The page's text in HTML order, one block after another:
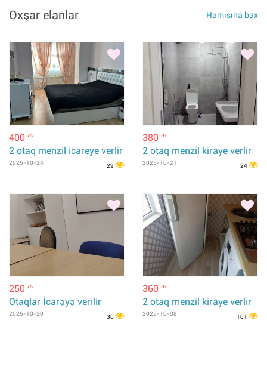
Oxşar elanlar Hamısına bax
400 m
2 otaq menzil icareye verlir
2025-10-24 29
380 m
2 otaq menzil kiraye verlir
2025-10-21 24
250 m
Otaqlar İcarəyə verilir
2025-10-20 30
360 m
2 otaq menzil kiraye verlir
2025-10-08 101